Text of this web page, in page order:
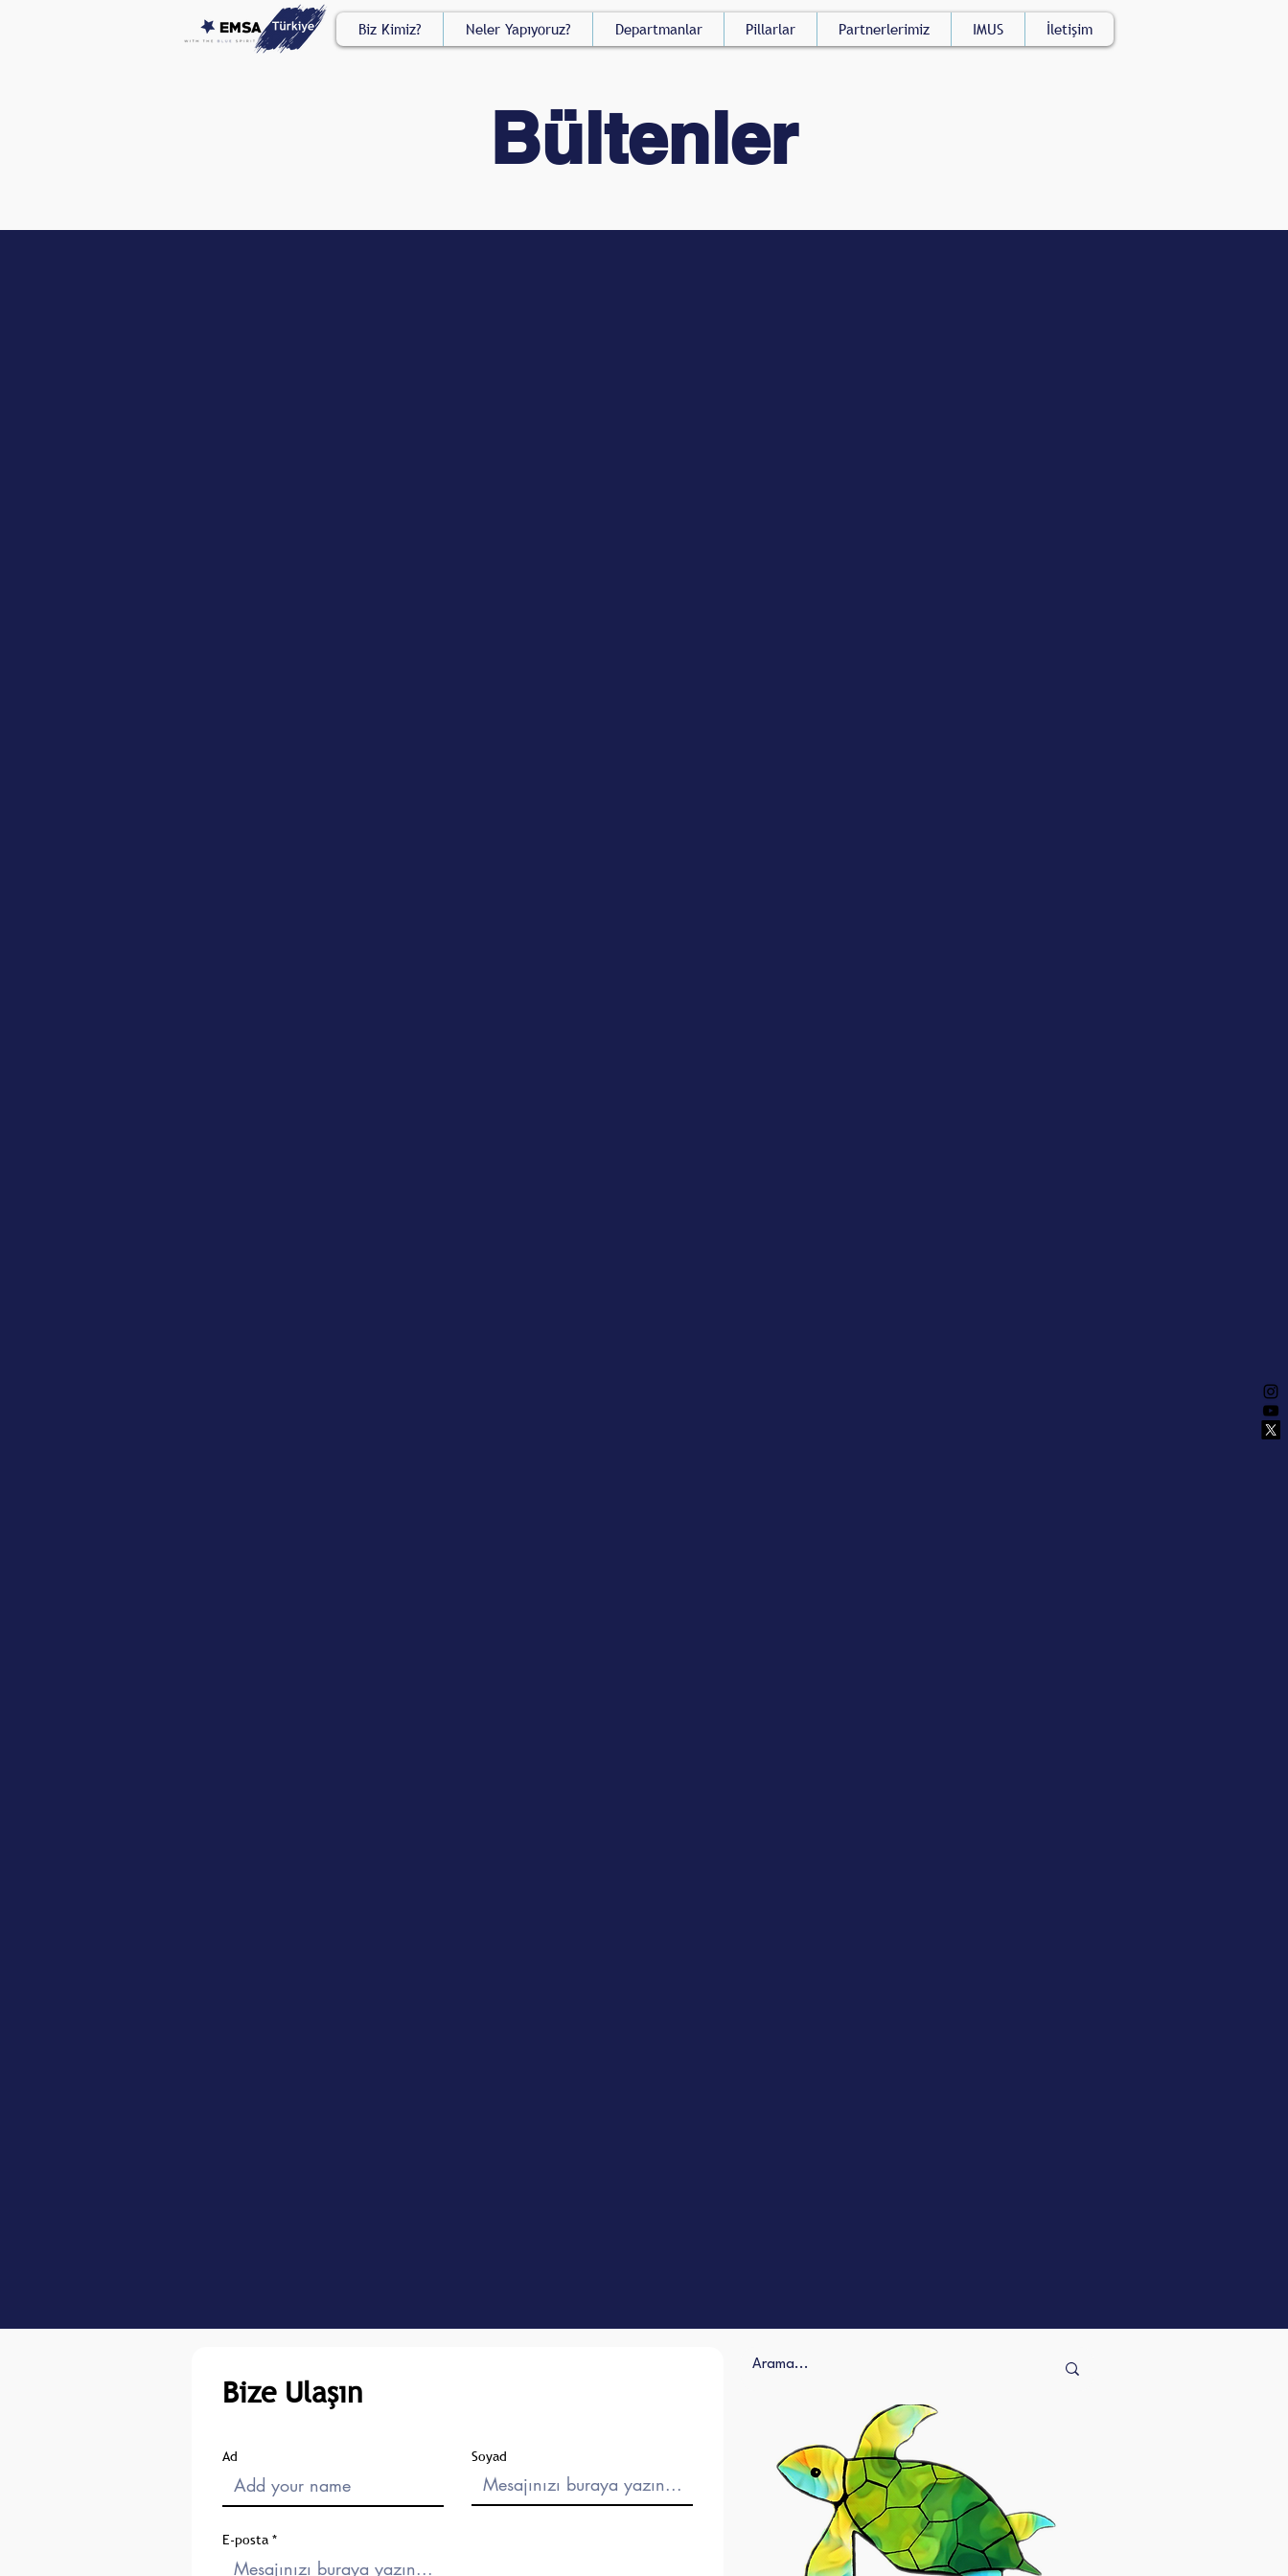
Biz Kimiz? Neler Yapıyoruz? Departmanlar Pillarlar Partnerlerimiz IMUS İletişim
Bültenler
Bize Ulaşın
Ad Soyad
E-posta